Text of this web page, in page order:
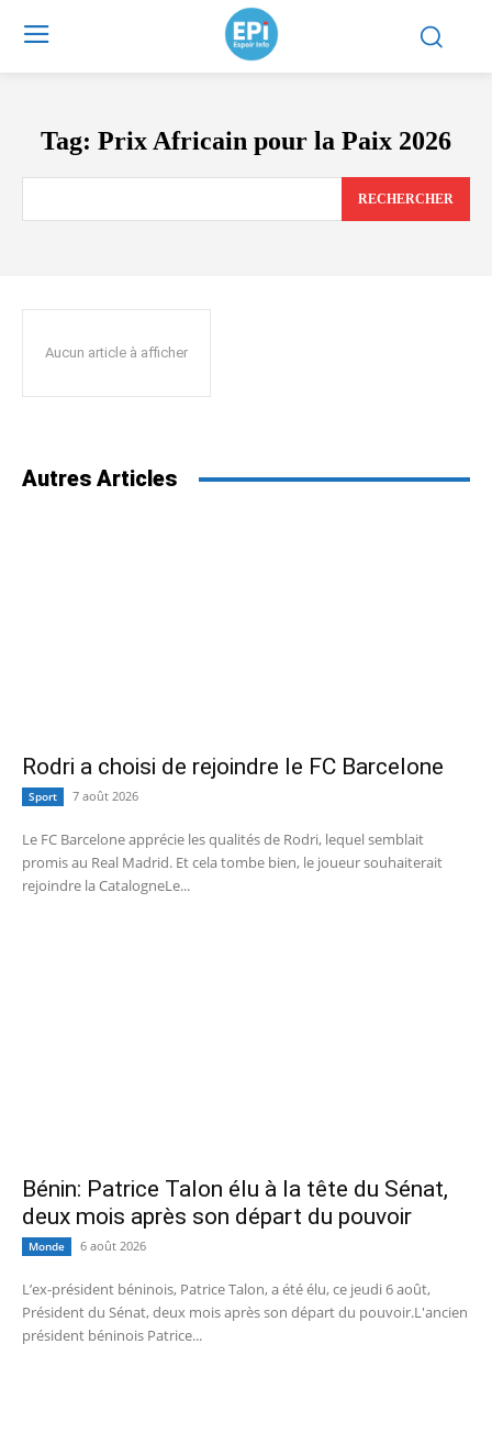
Tag: Prix Africain pour la Paix 2026
RECHERCHER
Aucun article à afficher
Autres Articles
Rodri a choisi de rejoindre le FC Barcelone
Sport 7 août 2026
Le FC Barcelone apprécie les qualités de Rodri, lequel semblait
promis au Real Madrid. Et cela tombe bien, le joueur souhaiterait
rejoindre la CatalogneLe...
Bénin: Patrice Talon élu à la tête du Sénat,
deux mois après son départ du pouvoir
Monde 6 août 2026
L’ex-président béninois, Patrice Talon, a été élu, ce jeudi 6 août,
Président du Sénat, deux mois après son départ du pouvoir.L'ancien
président béninois Patrice...